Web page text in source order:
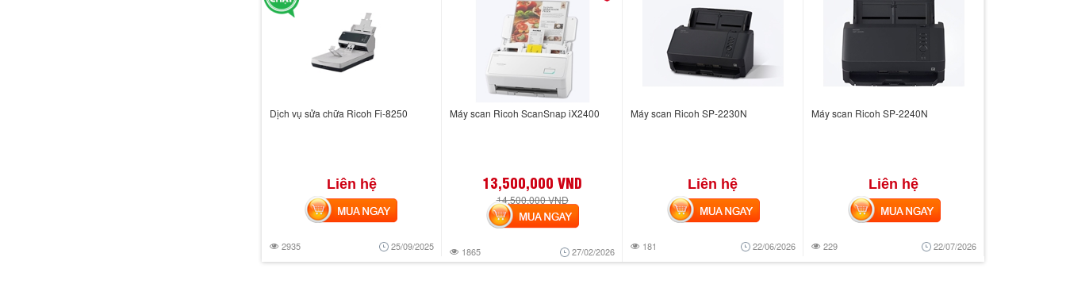
Dịch vụ sửa chữa Ricoh Fi-8250
Liên hệ
2935 25/09/2025
MUA NGAY
Máy scan Ricoh ScanSnap iX2400
13,500,000 VND
14,500,000 VND
1865 27/02/2026
MUA NGAY
Máy scan Ricoh SP-2230N
Liên hệ
181 22/06/2026
MUA NGAY
Máy scan Ricoh SP-2240N
Liên hệ
229 22/07/2026
MUA NGAY